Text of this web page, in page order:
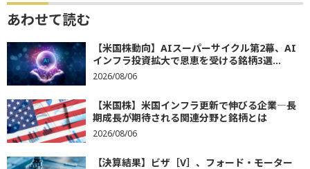
あわせて読む
【米国株動向】AIスーパーサイクル第2幕、AI
インフラ投資拡大で恩恵を受ける銘柄3選...
2026/08/06
【米国株】米国インフラ更新で伸びる企業―長
期成長が期待される関連分野と銘柄とは
2026/08/06
【決算結果】ビザ［V］、フォード・モーター